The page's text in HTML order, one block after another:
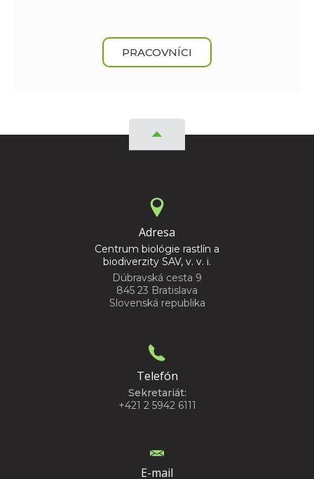
PRACOVNÍCI
Adresa
Centrum biológie rastlín a
biodiverzity SAV, v. v. i.
Dúbravská cesta 9
845 23 Bratislava
Slovenská republika
Telefón
Sekretariát:
+421 2 5942 6111
E-mail